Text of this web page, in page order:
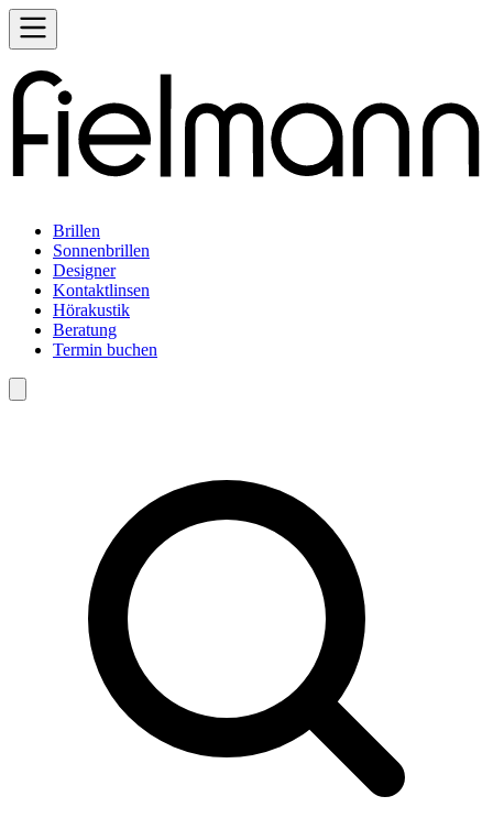
Brillen
Sonnenbrillen
Designer
Kontaktlinsen
Hörakustik
Beratung
Termin buchen